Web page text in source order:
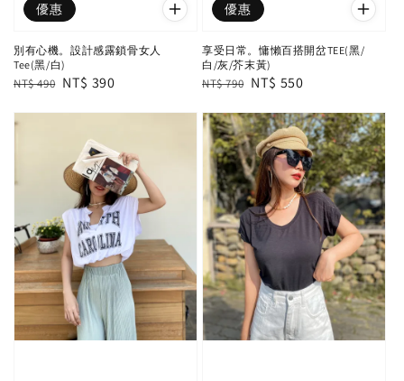
優惠
別有心機。設計感露鎖骨女人
Tee(黑/白)
Regular
NT$ 490 Sale
NT$ 390
優惠
享受日常。慵懶百搭開岔TEE(黑/
白/灰/芥末黃)
Regular
NT$ 790 Sale
NT$ 550